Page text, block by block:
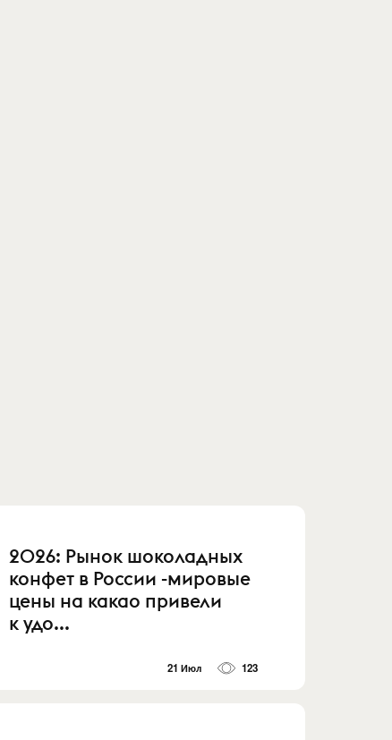
2026: Рынок шоколадных
конфет в России -мировые
цены на какао привели
к удо...
21 Июл 123